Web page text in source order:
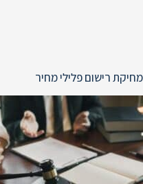
מחיקת רישום פלילי מחיר